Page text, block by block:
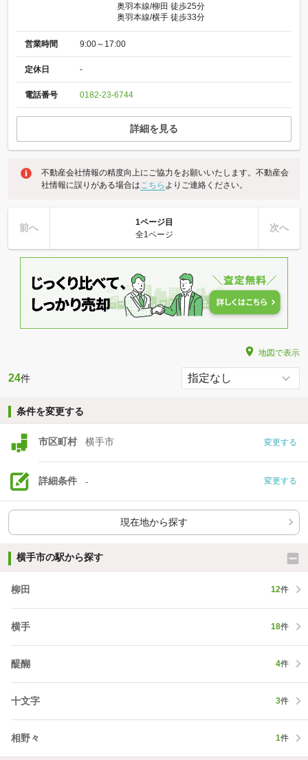
奥羽本線/柳田 徒歩25分
奥羽本線/横手 徒歩33分
営業時間 9:00～17:00
定休日 -
電話番号 0182-23-6744
詳細を見る
不動産会社情報の精度向上にご協力をお願いいたします。不動産会
社情報に誤りがある場合はこちら よりご連絡ください。
前へ
1ページ目
全1ページ
次へ
地図で表示
24件
条件を変更する
市区町村 横手市 変更する
詳細条件 - 変更する
現在地から探す
横手市の駅から探す
柳田 12件
横手 18件
醍醐 4件
十文字 3件
相野々 1件